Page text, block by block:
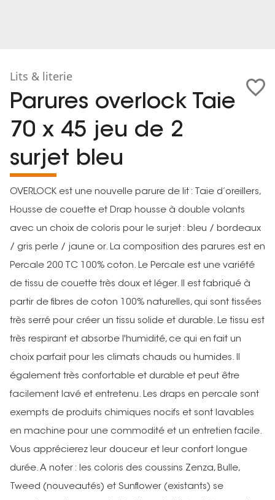
Lits & literie
Parures overlock Taie
70 x 45 jeu de 2
surjet bleu
OVERLOCK est une nouvelle parure de lit : Taie d’oreillers,
Housse de couette et Drap housse à double volants
avec un choix de coloris pour le surjet : bleu / bordeaux
/ gris perle / jaune or. La composition des parures est en
Percale 200 TC 100% coton. Le Percale est une variété
de tissu de couette très doux et léger. Il est fabriqué à
partir de fibres de coton 100% naturelles, qui sont tissées
très serré pour créer un tissu solide et durable. Le tissu est
très respirant et absorbe l'humidité, ce qui en fait un
choix parfait pour les climats chauds ou humides. Il
également très confortable et durable et peut être
facilement lavé et entretenu. Les draps en percale sont
exempts de produits chimiques nocifs et sont lavables
en machine pour une commodité et un entretien facile.
Vous apprécierez leur douceur et leur confort longue
durée. A noter : les coloris des coussins Zenza, Bulle,
Tweed (nouveautés) et Sunflower (existants) se